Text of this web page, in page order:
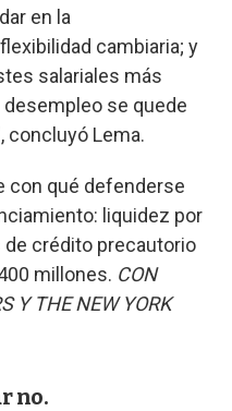
en la
cambiaria; y
salariales más
desempleo se quede
concluyó Lema.
con qué defenderse
liquidez por
de crédito precautorio
millones. CON
Y THE NEW YORK
no.